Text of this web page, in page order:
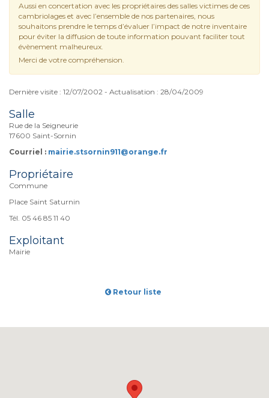
Aussi en concertation avec les propriétaires des salles victimes de ces
cambriolages et avec l’ensemble de nos partenaires, nous
souhaitons prendre le temps d’évaluer l’impact de notre inventaire
pour éviter la diffusion de toute information pouvant faciliter tout
évènement malheureux.
Merci de votre compréhension.
Dernière visite : 12/07/2002 - Actualisation : 28/04/2009
Salle
Rue de la Seigneurie
17600 Saint-Sornin
Courriel : mairie.stsornin911@orange.fr
Propriétaire
Commune
Place Saint Saturnin
Tél. 05 46 85 11 40
Exploitant
Mairie
Retour liste